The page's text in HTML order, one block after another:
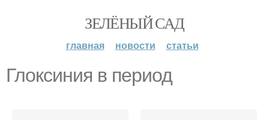
ЗЕЛЁНЫЙ САД
главная новости статьи
Глоксиния в период